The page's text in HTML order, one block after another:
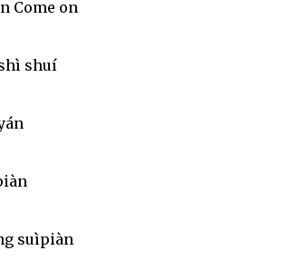
Come on
shuí
suìpiàn